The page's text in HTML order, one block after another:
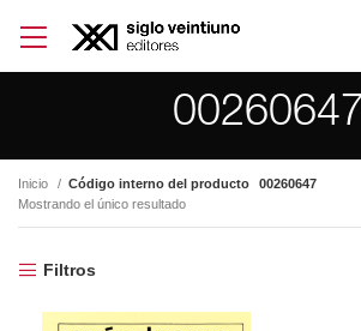
00260647
Inicio Código interno del producto
00260647
Mostrando el único resultado
Filtros